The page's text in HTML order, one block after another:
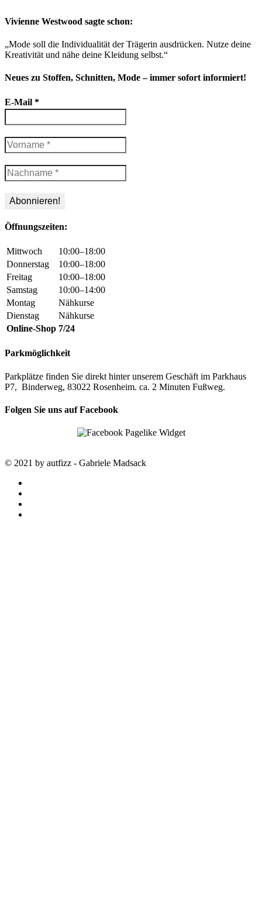
Vivienne Westwood sagte schon:
„Mode soll die Individualität der Trägerin ausdrücken. Nutze deine
Kreativität und nähe deine Kleidung selbst.“
Neues zu Stoffen, Schnitten, Mode – immer sofort informiert!
E-Mail *
Öffnungszeiten:
Mittwoch
10:00–18:00
Donnerstag
10:00–18:00
Freitag
10:00–18:00
Samstag
10:00–14:00
Montag
Nähkurse
Dienstag
Nähkurse
Online-Shop 7/24
Parkmöglichkeit
Parkplätze finden Sie direkt hinter unserem Geschäft im Parkhaus
P7, Binderweg, 83022 Rosenheim. ca. 2 Minuten Fußweg.
Folgen Sie uns auf Facebook
© 2021 by autfizz - Gabriele Madsack